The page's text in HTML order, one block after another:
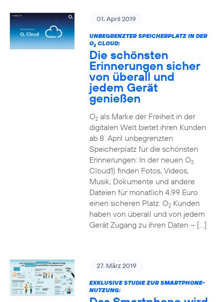
01. April 2019
UNBEGRENZTER SPEICHERPLATZ IN DER
O2CLOUD:
Die schönsten
Erinnerungen sicher
von überall und
jedem Gerät
genießen
O2als Marke der Freiheit in der
digitalen Welt bietet ihren Kunden
ab 8. April unbegrenzten
Speicherplatz für die schönsten
Erinnerungen: In der neuen O2
Cloud1) finden Fotos, Videos,
Musik, Dokumente und andere
Dateien für monatlich 4,99 Euro
einen sicheren Platz. O2Kunden
haben von überall und von jedem
Gerät Zugang zu ihren Daten – […]
27. März 2019
EXKLUSIVE STUDIE ZUR SMARTPHONE-
NUTZUNG: